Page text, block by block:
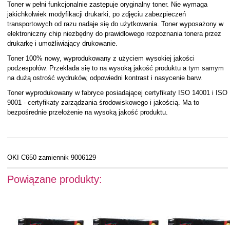
Toner w pełni funkcjonalnie zastępuje oryginalny toner. Nie wymaga
jakichkolwiek modyfikacji drukarki, po zdjęciu zabezpieczeń
transportowych od razu nadaje się do użytkowania. Toner wyposażony w
elektroniczny chip niezbędny do prawidłowego rozpoznania tonera przez
drukarkę i umożliwiający drukowanie.
Toner 100% nowy, wyprodukowany z użyciem wysokiej jakości
podzespołów. Przekłada się to na wysoką jakość produktu a tym samym
na dużą ostrość wydruków, odpowiedni kontrast i nasycenie barw.
Toner wyprodukowany w fabryce posiadającej certyfikaty ISO 14001 i ISO
9001 - certyfikaty zarządzania środowiskowego i jakością. Ma to
bezpośrednie przełożenie na wysoką jakość produktu.
OKI C650 zamiennik 9006129
Powiązane produkty: